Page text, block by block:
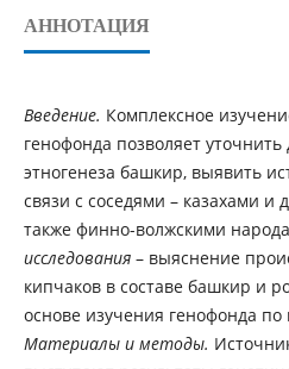
АННОТАЦИЯ
Введение. Комплексное
генофонда позволяет
этногенеза башкир, выявить
связи с соседями – казахами и
также финно-волжскими
исследования– выяснение
кипчаков в составе башкир и
основе изучения генофонда
Материалы и методы.